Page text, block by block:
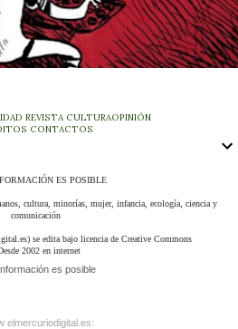
REVISTA CULTURAOPINIÓN
CONTACTOS
ES POSIBLE
cultura, minorías, mujer, infancia, ecología, ciencia y
comunicación
se edita bajo licencia de Creative Commons
2002 en internet
es posible
elmercuriodigital.es: